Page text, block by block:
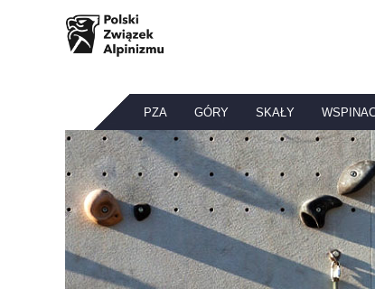
PZA GÓRY SKAŁY